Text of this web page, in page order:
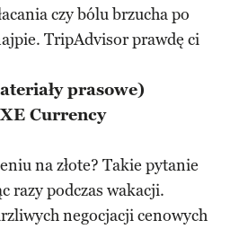
czy bólu brzucha po
TripAdvisor prawdę ci
prasowe)
Currency
na złote? Takie pytanie
razy podczas wakacji.
negocjacji cenowych